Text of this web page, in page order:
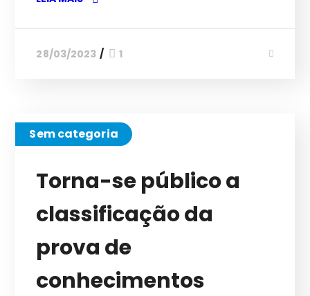
28/03/2023 1
Sem categoria
Torna-se público a
classificação da
prova de
conhecimentos